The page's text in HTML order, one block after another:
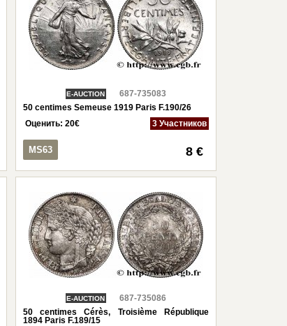
E-AUCTION
687-735083
50 centimes Semeuse 1919 Paris F.190/26
Оценить:20€ 3 Участников
MS63 8 €
E-AUCTION
687-735086
50 centimes Cérès, Troisième République
1894 Paris F.189/15